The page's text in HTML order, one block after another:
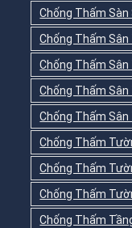
Chống Thấm
Chống Thấm
Chống Thấm
Chống Thấm
Chống Thấm
Chống Thấm
Chống Thấm
Chống Thấm
Chống Thấm